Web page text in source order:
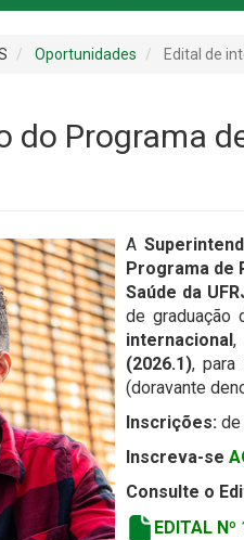
Oportunidades Edital de
do Programa
A
Programa de
Saúde da
de graduação
internacional,
(2026.1), para
(doravante
Inscrições:
Inscreva-se
Consulte o
EDITAL